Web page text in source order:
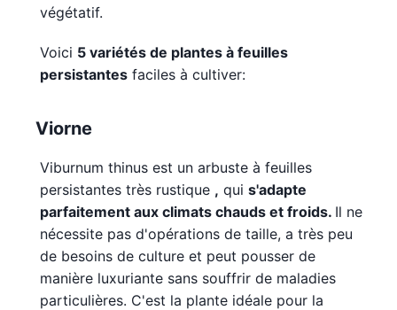
végétatif.
Voici 5 variétés de plantes à feuilles
persistantes faciles à cultiver:
Viorne
Viburnum thinus est un arbuste à feuilles
persistantes très rustique , qui s'adapte
parfaitement aux climats chauds et froids. Il ne
nécessite pas d'opérations de taille, a très peu
de besoins de culture et peut pousser de
manière luxuriante sans souffrir de maladies
particulières. C'est la plante idéale pour la